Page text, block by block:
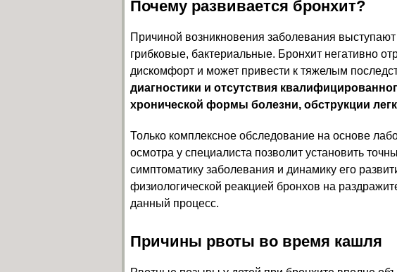
Почему развивается бронхит?
Причиной возникновения заболевания
грибковые, бактериальные. Бронхит негативно
дискомфорт и может привести к тяжелым
диагностики и отсутствия
хронической формы болезни, обструкции
Только комплексное обследование на основе
осмотра у специалиста позволит установить
симптоматику заболевания и динамику его
физиологической реакцией бронхов на
данный процесс.
Причины рвоты во время кашля